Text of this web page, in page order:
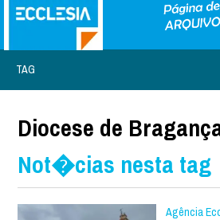
TAG
Diocese de
Not�cias nesta tag
Agência